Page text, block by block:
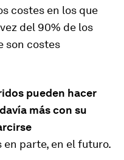
costes en los que
del 90% de los
son costes
pueden hacer
más con su
en parte, en el futuro.